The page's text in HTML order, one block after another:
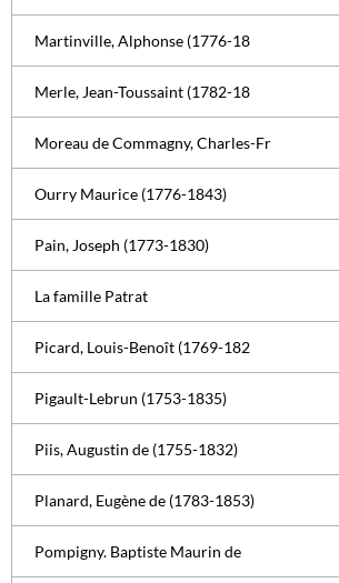
Martinville, Alphonse (1776-18
Merle, Jean-Toussaint (1782-18
Moreau de Commagny, Charles-Fr
Ourry Maurice (1776-1843)
Pain, Joseph (1773-1830)
La famille Patrat
Picard, Louis-Benoît (1769-182
Pigault-Lebrun (1753-1835)
Piis, Augustin de (1755-1832)
Planard, Eugène de (1783-1853)
Pompigny. Baptiste Maurin de